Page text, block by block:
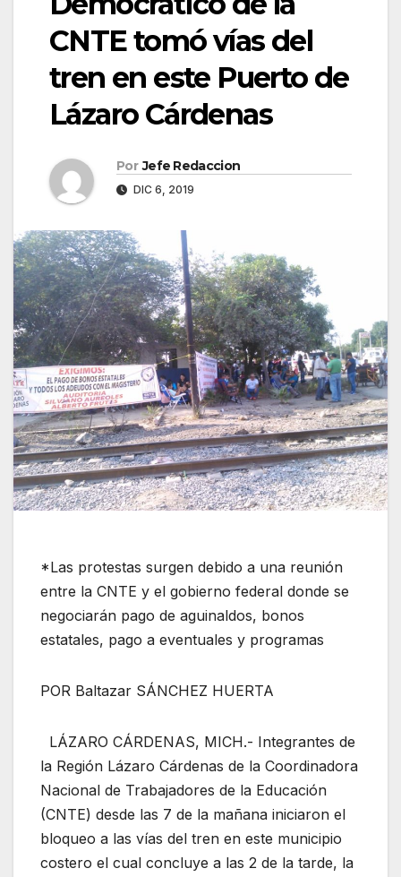
CNTE tomó vías del
tren en este Puerto de
Lázaro Cárdenas
Por Jefe Redaccion
DIC 6, 2019
*Las protestas surgen debido a una reunión
entre la CNTE y el gobierno federal donde se
negociarán pago de aguinaldos, bonos
estatales, pago a eventuales y programas
POR Baltazar SÁNCHEZ HUERTA
LÁZARO CÁRDENAS, MICH.- Integrantes de
la Región Lázaro Cárdenas de la Coordinadora
Nacional de Trabajadores de la Educación
(CNTE) desde las 7 de la mañana iniciaron el
bloqueo a las vías del tren en este municipio
costero el cual concluye a las 2 de la tarde, la